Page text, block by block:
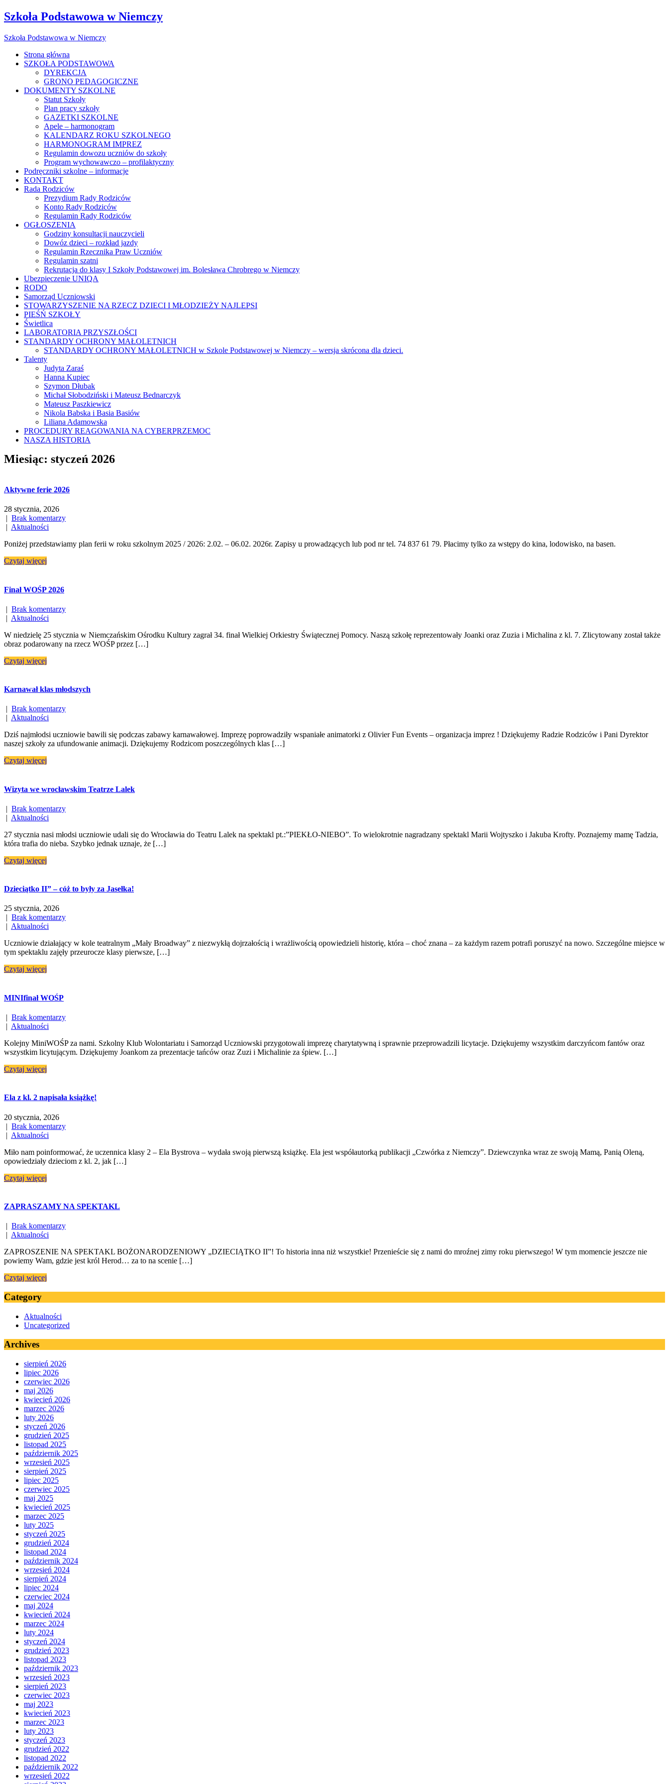
Szkoła Podstawowa w Niemczy
Szkoła Podstawowa w Niemczy
Strona główna
SZKOŁA PODSTAWOWA
DYREKCJA
GRONO PEDAGOGICZNE
DOKUMENTY SZKOLNE
Statut Szkoły
Plan pracy szkoły
GAZETKI SZKOLNE
Apele – harmonogram
KALENDARZ ROKU SZKOLNEGO
HARMONOGRAM IMPREZ
Regulamin dowozu uczniów do szkoły
Program wychowawczo – profilaktyczny
Podręczniki szkolne – informacje
KONTAKT
Rada Rodziców
Prezydium Rady Rodziców
Konto Rady Rodziców
Regulamin Rady Rodziców
OGŁOSZENIA
Godziny konsultacji nauczycieli
Dowóz dzieci – rozkład jazdy
Regulamin Rzecznika Praw Uczniów
Regulamin szatni
Rekrutacja do klasy I Szkoły Podstawowej im. Bolesława Chrobrego w Niemczy
Ubezpieczenie UNIQA
RODO
Samorząd Uczniowski
STOWARZYSZENIE NA RZECZ DZIECI I MŁODZIEŻY NAJLEPSI
PIEŚŃ SZKOŁY
Świetlica
LABORATORIA PRZYSZŁOŚCI
STANDARDY OCHRONY MAŁOLETNICH
STANDARDY OCHRONY MAŁOLETNICH w Szkole Podstawowej w Niemczy – wersja skrócona dla dzieci.
Talenty
Judyta Zaraś
Hanna Kupiec
Szymon Dłubak
Michał Słobodziński i Mateusz Bednarczyk
Mateusz Paszkiewicz
Nikola Babska i Basia Basiów
Liliana Adamowska
PROCEDURY REAGOWANIA NA CYBERPRZEMOC
NASZA HISTORIA
Miesiąc: styczeń 2026
Aktywne ferie 2026
28 stycznia, 2026
| Brak komentarzy
| Aktualności
Poniżej przedstawiamy plan ferii w roku szkolnym 2025 / 2026: 2.02. – 06.02. 2026r. Zapisy u prowadzących lub pod nr tel. 74 837 61 79. Płacimy tylko za wstępy do kina, lodowisko, na basen.
Czytaj więcej
Finał WOŚP 2026
| Brak komentarzy
| Aktualności
W niedzielę 25 stycznia w Niemczańskim Ośrodku Kultury zagrał 34. finał Wielkiej Orkiestry Świątecznej Pomocy. Naszą szkołę reprezentowały Joanki oraz Zuzia i Michalina z kl. 7. Zlicytowany został także
obraz podarowany na rzecz WOŚP przez […]
Czytaj więcej
Karnawał klas młodszych
| Brak komentarzy
| Aktualności
Dziś najmłodsi uczniowie bawili się podczas zabawy karnawałowej. Imprezę poprowadziły wspaniałe animatorki z Olivier Fun Events – organizacja imprez ! Dziękujemy Radzie Rodziców i Pani Dyrektor
naszej szkoły za ufundowanie animacji. Dziękujemy Rodzicom poszczególnych klas […]
Czytaj więcej
Wizyta we wrocławskim Teatrze Lalek
| Brak komentarzy
| Aktualności
27 stycznia nasi młodsi uczniowie udali się do Wrocławia do Teatru Lalek na spektakl pt.:”PIEKŁO-NIEBO”. To wielokrotnie nagradzany spektakl Marii Wojtyszko i Jakuba Krofty. Poznajemy mamę Tadzia,
która trafia do nieba. Szybko jednak uznaje, że […]
Czytaj więcej
Dzieciątko II” – cóż to były za Jasełka!
25 stycznia, 2026
Brak komentarzy
Aktualności
Uczniowie działający w kole teatralnym „Mały Broadway” z niezwykłą dojrzałością i wrażliwością opowiedzieli historię, która – choć znana – za każdym razem potrafi poruszyć na nowo. Szczególne miejsce w
tym spektaklu zajęły przeurocze klasy pierwsze, […]
Czytaj więcej
MINIfinał WOŚP
| Brak komentarzy
| Aktualności
Kolejny MiniWOŚP za nami. Szkolny Klub Wolontariatu i Samorząd Uczniowski przygotowali imprezę charytatywną i sprawnie przeprowadzili licytacje. Dziękujemy wszystkim darczyńcom fantów oraz
wszystkim licytującym. Dziękujemy Joankom za prezentacje tańców oraz Zuzi i Michalinie za śpiew. […]
Czytaj więcej
Ela z kl. 2 napisała książkę!
20 stycznia, 2026
| Brak komentarzy
| Aktualności
Miło nam poinformować, że uczennica klasy 2 – Ela Bystrova – wydała swoją pierwszą książkę. Ela jest współautorką publikacji „Czwórka z Niemczy”. Dziewczynka wraz ze swoją Mamą, Panią Oleną,
opowiedziały dzieciom z kl. 2, jak […]
Czytaj więcej
ZAPRASZAMY NA SPEKTAKL
| Brak komentarzy
| Aktualności
ZAPROSZENIE NA SPEKTAKL BOŻONARODZENIOWY „DZIECIĄTKO II”! To historia inna niż wszystkie! Przenieście się z nami do mroźnej zimy roku pierwszego! W tym momencie jeszcze nie
powiemy Wam, gdzie jest król Herod… za to na scenie […]
Czytaj więcej
Category
Aktualności
Uncategorized
Archives
sierpień 2026
lipiec 2026
czerwiec 2026
maj 2026
kwiecień 2026
marzec 2026
luty 2026
styczeń 2026
grudzień 2025
listopad 2025
październik 2025
wrzesień 2025
sierpień 2025
lipiec 2025
czerwiec 2025
maj 2025
kwiecień 2025
marzec 2025
luty 2025
styczeń 2025
grudzień 2024
listopad 2024
październik 2024
wrzesień 2024
sierpień 2024
lipiec 2024
czerwiec 2024
maj 2024
kwiecień 2024
marzec 2024
luty 2024
styczeń 2024
grudzień 2023
listopad 2023
październik 2023
wrzesień 2023
sierpień 2023
czerwiec 2023
maj 2023
kwiecień 2023
marzec 2023
luty 2023
styczeń 2023
grudzień 2022
listopad 2022
październik 2022
wrzesień 2022